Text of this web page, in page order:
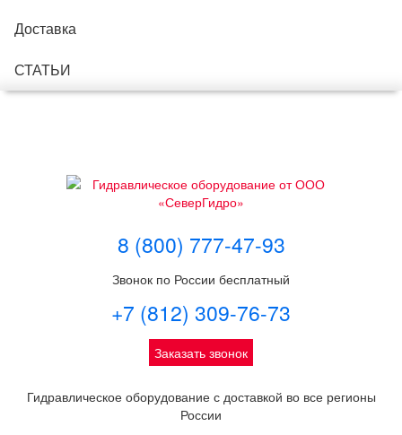
Доставка
СТАТЬИ
8 (800) 777-47-93
Звонок по России бесплатный
+7 (812) 309-76-73
Заказать звонок
Гидравлическое оборудование с доставкой во все регионы
России